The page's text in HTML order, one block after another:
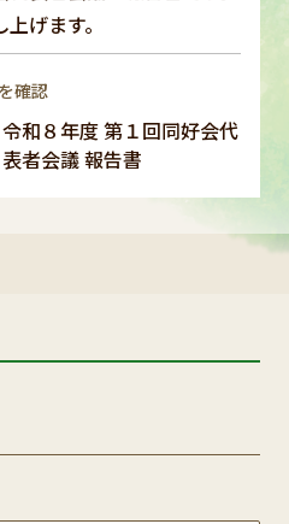
げます。
確認
令和８年度 第１回同好会代
表者会議 報告書